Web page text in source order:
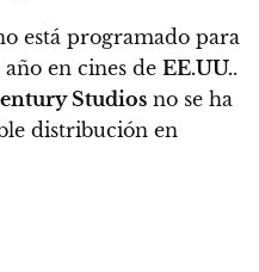
está programado para
año en cines de EE.UU..
Studios no se ha
distribución en